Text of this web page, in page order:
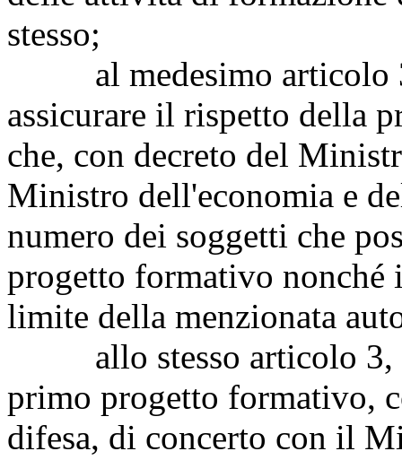
stesso;
al medesimo articolo
assicurare il rispetto della
che, con decreto del
Ministro dell'economia e
numero dei soggetti che
progetto formativo nonché
limite della menzionata
allo stesso articolo 3,
primo progetto formativo,
difesa, di concerto con il